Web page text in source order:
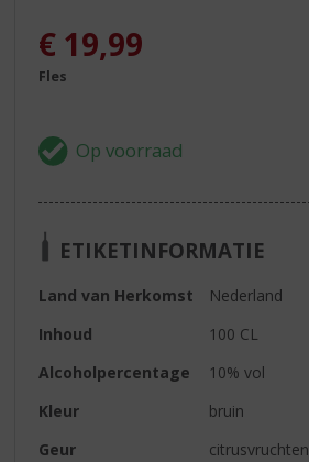
€ 19,99
Fles
ETIKETINFORMATIE
Land van Herkomst
Nederland
Inhoud
100 CL
Alcoholpercentage
10% vol
Kleur
bruin
Geur
citrusvruchten